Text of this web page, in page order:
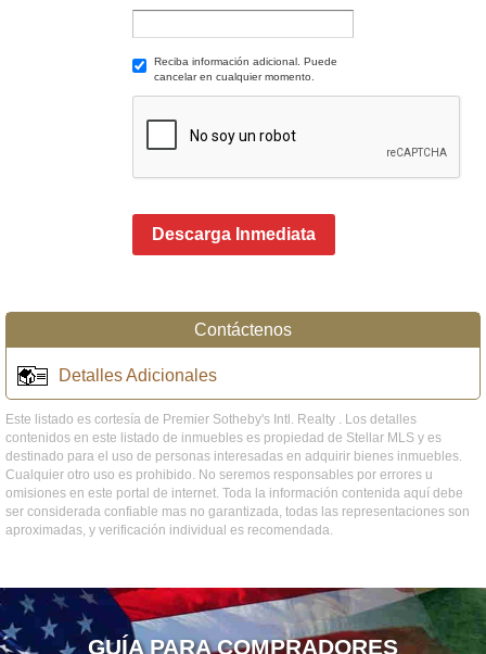
Reciba información adicional. Puede
cancelar en cualquier momento.
Descarga Inmediata
Contáctenos
Detalles Adicionales
Este listado es cortesía de Premier Sotheby's Intl. Realty . Los detalles
contenidos en este listado de inmuebles es propiedad de Stellar MLS y es
destinado para el uso de personas interesadas en adquirir bienes inmuebles.
Cualquier otro uso es prohibido. No seremos responsables por errores u
omisiones en este portal de internet. Toda la información contenida aquí debe
ser considerada confiable mas no garantizada, todas las representaciones son
aproximadas, y verificación individual es recomendada.
GUÍA PARA COMPRADORES